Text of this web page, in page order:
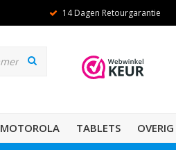
14 Dagen Retourgarantie
MOTOROLA TABLETS OVERIG